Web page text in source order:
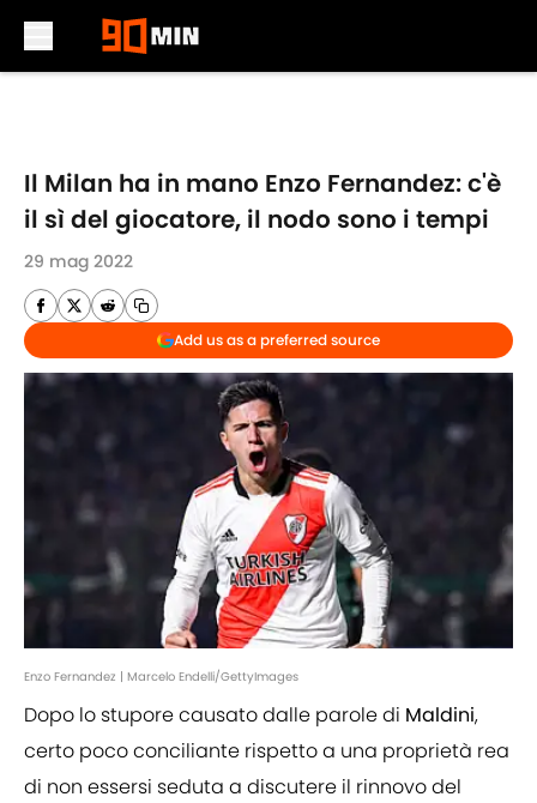
Il Milan ha in mano Enzo Fernandez: c'è
il sì del giocatore, il nodo sono i tempi
29 mag 2022
Add us as a preferred source
Enzo Fernandez | Marcelo Endelli/GettyImages
Dopo lo stupore causato dalle parole di Maldini,
certo poco conciliante rispetto a una proprietà rea
di non essersi seduta a discutere il rinnovo del